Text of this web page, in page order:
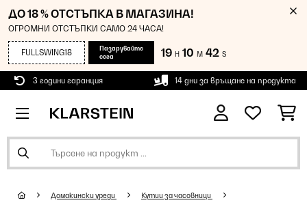
ДО 18 % ОТСТЪПКА В МАГАЗИНА!
ОГРОМНИ ОТСТЪПКИ САМО 24 ЧАСА!
FULLSWING18
Пазарувайте
сега
19 H 10 M 42 S
3 години гаранция 14 дни за връщане на продукта
Домакински уреди Кутии за часовници